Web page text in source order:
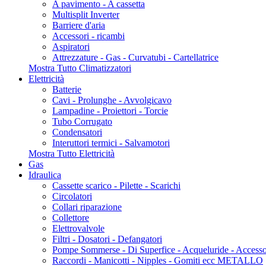
A pavimento - A cassetta
Multisplit Inverter
Barriere d'aria
Accessori - ricambi
Aspiratori
Attrezzature - Gas - Curvatubi - Cartellatrice
Mostra Tutto Climatizzatori
Elettricità
Batterie
Cavi - Prolunghe - Avvolgicavo
Lampadine - Proiettori - Torcie
Tubo Corrugato
Condensatori
Interuttori termici - Salvamotori
Mostra Tutto Elettricità
Gas
Idraulica
Cassette scarico - Pilette - Scarichi
Circolatori
Collari riparazione
Collettore
Elettrovalvole
Filtri - Dosatori - Defangatori
Pompe Sommerse - Di Superfice - Acqueluride -
Raccordi - Manicotti - Nipples - Gomiti ecc METALLO